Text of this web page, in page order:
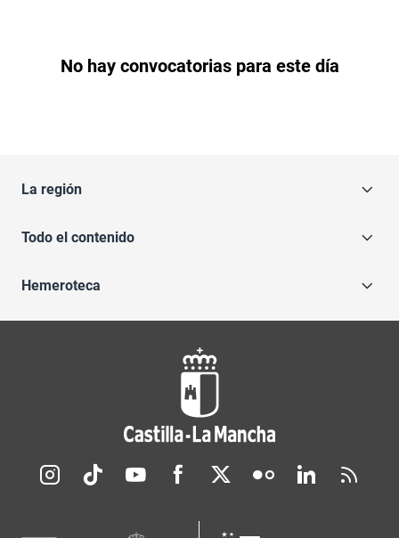
No hay convocatorias para este día
La región
Todo el contenido
Hemeroteca
Redes sociales JCCM